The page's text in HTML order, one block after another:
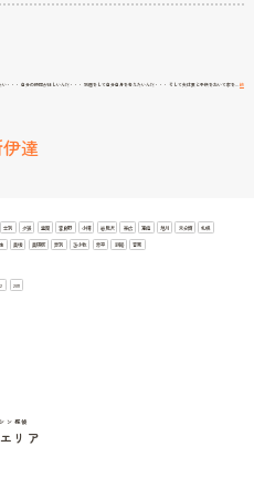
・・ 自分の時間がほしいんだ・・・ 別居をして自分自身を考えたいんだ・・・ そして夫は妻と子供をおいて家を… 続
達
士別 夕張 室蘭 富良野 小樽 岩見沢 帯広 恵庭 旭川 未分類 札幌
美唄 美瑛町 芦別 苫小牧 赤平 釧路 音更
2011
ン探偵
リア